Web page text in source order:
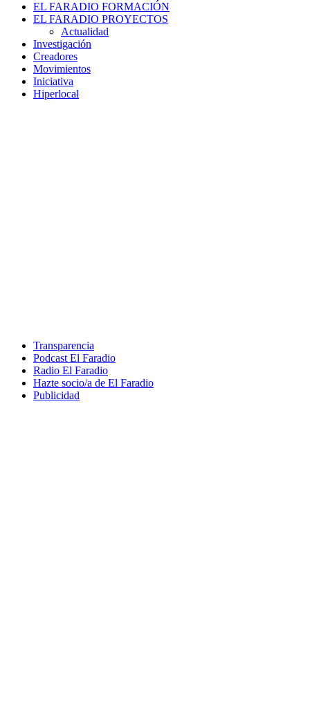
EL FARADIO FORMACIÓN
EL FARADIO PROYECTOS
Actualidad
Investigación
Creadores
Movimientos
Iniciativa
Hiperlocal
Transparencia
Podcast El Faradio
Radio El Faradio
Hazte socio/a de El Faradio
Publicidad